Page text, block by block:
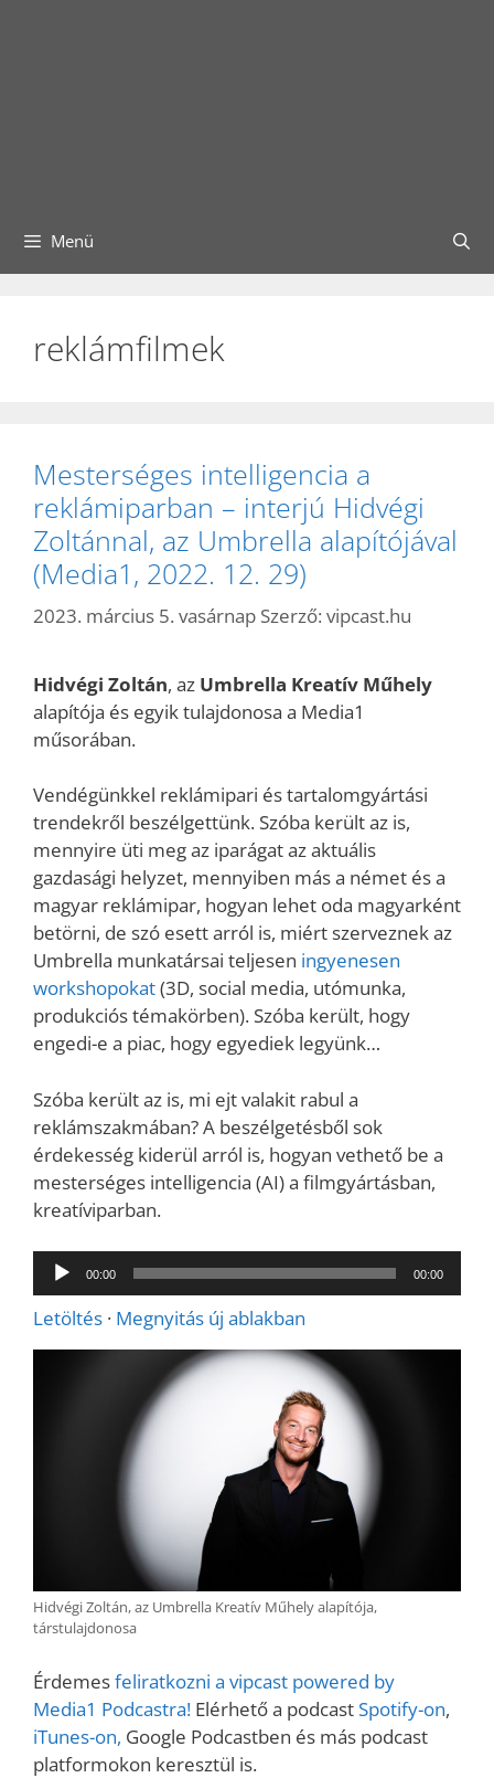
Menü
reklámfilmek
Mesterséges intelligencia a
reklámiparban – interjú Hidvégi
Zoltánnal, az Umbrella alapítójával
(Media1, 2022. 12. 29)
2023. március 5. vasárnap Szerző: vipcast.hu
Hidvégi Zoltán, az Umbrella Kreatív Műhely
alapítója és egyik tulajdonosa a Media1
műsorában.
Vendégünkkel reklámipari és tartalomgyártási
trendekről beszélgettünk. Szóba került az is,
mennyire üti meg az iparágat az aktuális
gazdasági helyzet, mennyiben más a német és a
magyar reklámipar, hogyan lehet oda magyarként
betörni, de szó esett arról is, miért szerveznek az
Umbrella munkatársai teljesen ingyenesen
workshopokat(3D, social media, utómunka,
produkciós témakörben). Szóba került, hogy
engedi-e a piac, hogy egyediek legyünk…
Szóba került az is, mi ejt valakit rabul a
reklámszakmában? A beszélgetésből sok
érdekesség kiderül arról is, hogyan vethető be a
mesterséges intelligencia (AI) a filmgyártásban,
kreatíviparban.
Audió
lejátszó
00:00 00:00
Letöltés · Megnyitás új ablakban
Hidvégi Zoltán, az Umbrella Kreatív Műhely alapítója,
társtulajdonosa
Érdemesfeliratkozni a vipcast powered by
Media1 Podcastra! Elérhető a podcastSpotify-on,
iTunes-on, Google Podcastben és más podcast
platformokon keresztül is.